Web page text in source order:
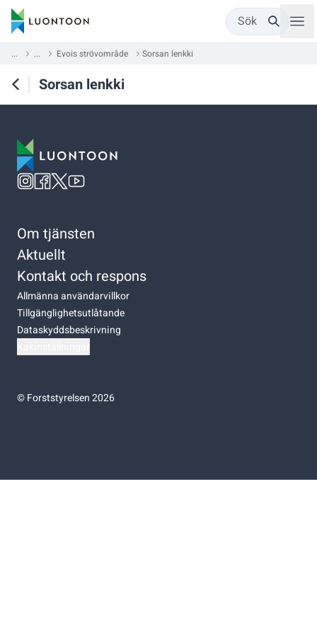
Sök
... ... Evois strövområde Sorsan lenkki
Sorsan lenkki
Om tjänsten
Aktuellt
Kontakt och respons
Allmänna användarvillkor
Tillgänglighetsutlåtande
Dataskyddsbeskrivning
©Forststyrelsen 2026